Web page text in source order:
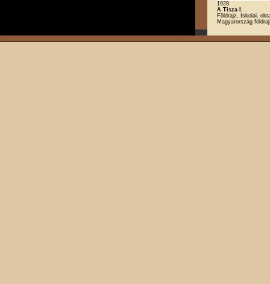
1928
A Tisza I.
Földrajz, Iskolai,
Magyarország